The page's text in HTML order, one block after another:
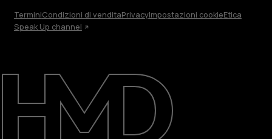
Ripara, riutilizza, ricicla
Sostenibilità
Assistenza
TerminiCondizioni di venditaPrivacyImpostazioni cookieEtica
Speak Up channel